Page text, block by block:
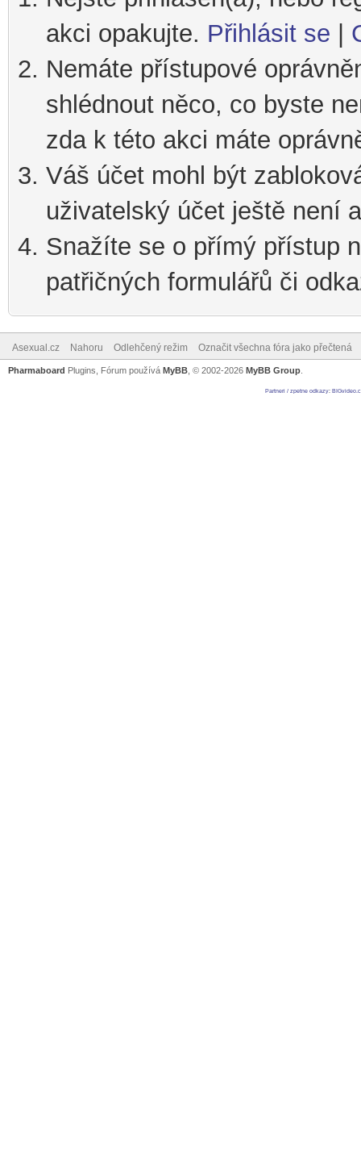
akci opakujte. Přihlásit se
Nemáte přístupové
shlédnout něco, co byste
zda k této akci máte
Váš účet mohl být
uživatelský účet ještě není
Snažíte se o přímý přístup
patřičných formulářů či
Asexual.cz Nahoru Odlehčený režim Označit všechna fóra jako přečtená
Pharmaboard Plugins, Fórum používá MyBB , © 2002-2026 MyBB Group
Partneri / zpetne odkazy: